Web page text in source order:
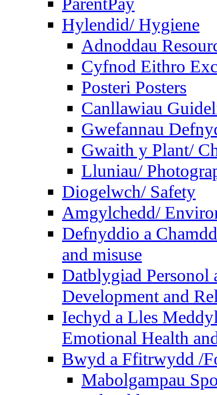
Hylendid/ Hygiene
Adnoddau
Cyfnod Eithro
Posteri Posters
Canllawiau
Gwefannau
Gwaith y Plant/
Lluniau/
Diogelwch/ Safety
Amgylchedd/
Defnyddio a
and misuse
Datblygiad Personol
Development and
Iechyd a Lles
Emotional Health
Bwyd a Ffitrwydd /
Mabolgampau